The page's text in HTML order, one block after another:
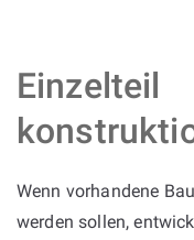
Einzelteil
Wenn vorhandene
werden sollen,